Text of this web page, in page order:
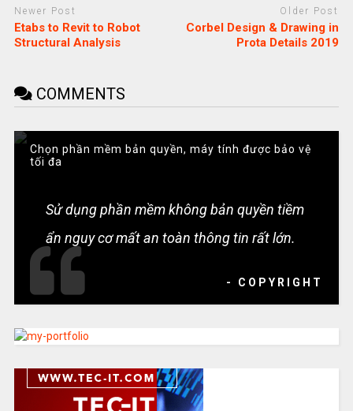
Newer Post
Etabs to Revit to Robot
Structural Analysis
Older Post
Corbel Design & Drawing in
Prota Details 2019
COMMENTS
Chọn phần mềm bản quyền, máy tính được bảo vệ
tối đa
Sử dụng phần mềm không bản quyền tiềm
ẩn nguy cơ mất an toàn thông tin rất lớn.
- COPYRIGHT